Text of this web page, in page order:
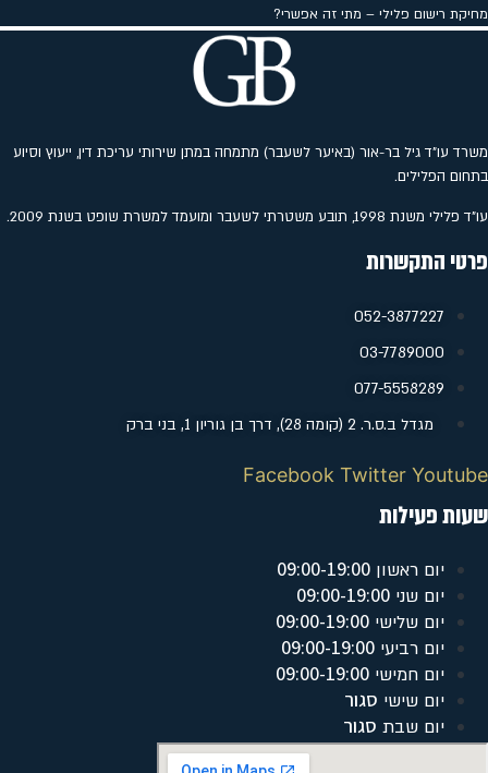
מחיקת רישום פלילי – מתי זה אפשרי?
משרד עו"ד גיל בר-אור (באיער לשעבר) מתמחה במתן שירותי עריכת דין, ייעוץ וסיוע
בתחום הפלילים.
עו"ד פלילי משנת 1998, תובע משטרתי לשעבר ומועמד למשרת שופט בשנת 2009.
פרטי התקשרות
052-3877227
‭03-7789000
077-5558289
מגדל ב.ס.ר. 2 (קומה 28), דרך בן גוריון 1, בני ברק
Facebook Twitter Youtube
שעות פעילות
יום ראשון 09:00-19:00
יום שני 09:00-19:00
יום שלישי 09:00-19:00
יום רביעי 09:00-19:00
יום חמישי 09:00-19:00
יום שישי סגור
יום שבת סגור